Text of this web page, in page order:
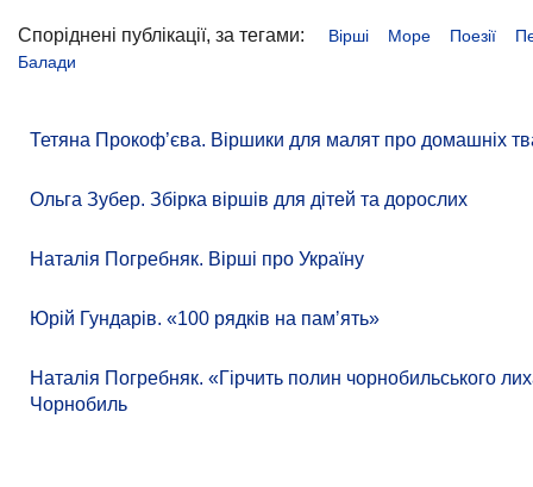
Споріднені публікації, за тегами: Вірші Море Поезії
Балади
Тетяна Прокоф’єва. Віршики для малят про домашніх
Ольга Зубер. Збірка віршів для дітей та дорослих
Наталія Погребняк. Вірші про Україну
Юрій Гундарів. «100 рядків на памʼять»
Наталія Погребняк. «Гірчить полин чорнобильського
Чорнобиль